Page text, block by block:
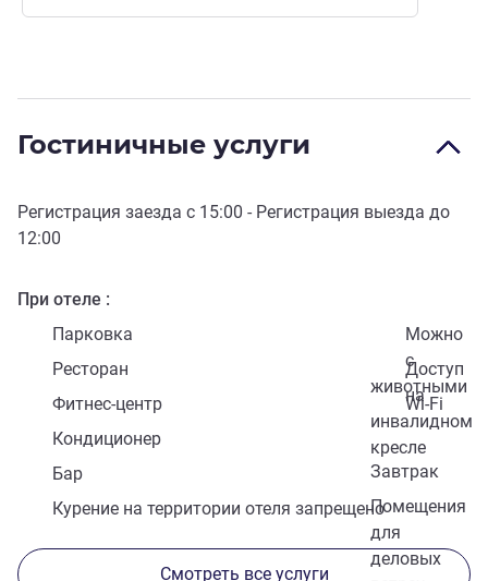
Гостиничные услуги
Регистрация заезда с 15:00 - Регистрация выезда до
12:00
При отеле
Парковка
Можно
с
животными
Ресторан
Доступ
на
инвалидном
кресле
Фитнес-центр
Wi-Fi
Кондиционер
Завтрак
Бар
Помещения
для
деловых
Курение на территории отеля запрещено
Смотреть все услуги